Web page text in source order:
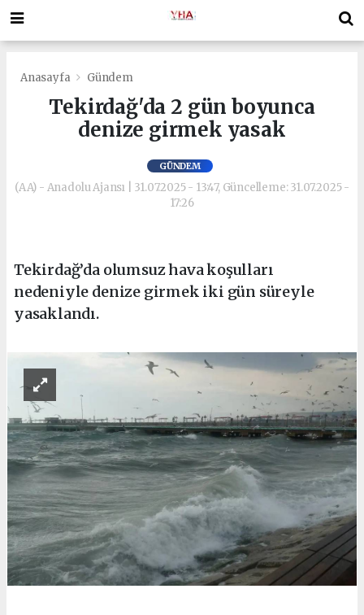
Anasayfa Gündem
Tekirdağ'da 2 gün boyunca
denize girmek yasak
GÜNDEM
(AA) - Anadolu Ajansı | 31.07.2025 - 13:47, Güncelleme: 31.07.2025 -
17:26
Tekirdağ’da olumsuz hava koşulları
nedeniyle denize girmek iki gün süreyle
yasaklandı.